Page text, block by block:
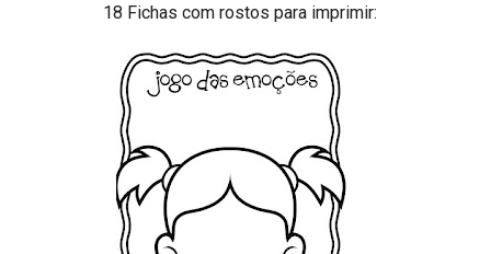
18 Fichas com rostos para imprimir: